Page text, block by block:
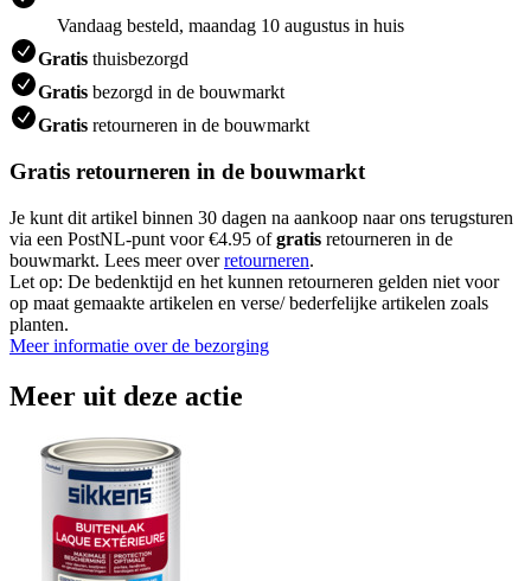
Vandaag besteld, maandag 10 augustus in huis
Gratis thuisbezorgd
Gratis bezorgd in de bouwmarkt
Gratis retourneren in de bouwmarkt
Gratis retourneren in de bouwmarkt
Je kunt dit artikel binnen 30 dagen na aankoop naar ons terugsturen
via een PostNL-punt voor €4.95 ofgratis retourneren in de
bouwmarkt. Lees meer overretourneren.
Let op: De bedenktijd en het kunnen retourneren gelden niet voor
op maat gemaakte artikelen en verse/ bederfelijke artikelen zoals
planten.
Meer informatie over de bezorging
Meer uit deze actie